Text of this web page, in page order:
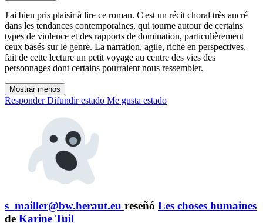
J'ai bien pris plaisir à lire ce roman. C'est un récit choral très ancré
dans les tendances contemporaines, qui tourne autour de certains
types de violence et des rapports de domination, particulièrement
ceux basés sur le genre. La narration, agile, riche en perspectives,
fait de cette lecture un petit voyage au centre des vies des
personnages dont certains pourraient nous ressembler.
Mostrar menos
Responder Difundir estado Me gusta estado
s_mailler@bw.heraut.eu reseñó Les choses humaines
de Karine Tuil